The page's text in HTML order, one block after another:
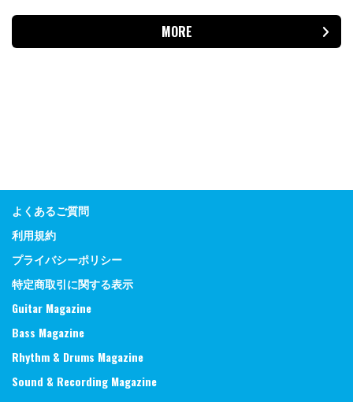
MORE
よくあるご質問
利用規約
プライバシーポリシー
特定商取引に関する表示
Guitar Magazine
Bass Magazine
Rhythm & Drums Magazine
Sound & Recording Magazine